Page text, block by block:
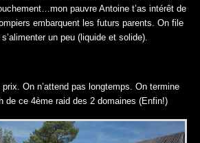
pauvre Antoine t’as intérêt de
embarquent les futurs parents. On file
un peu (liquide et solide).
On n’attend pas longtemps. On termine
de ce 4ème raid des 2 domaines (Enfin!)